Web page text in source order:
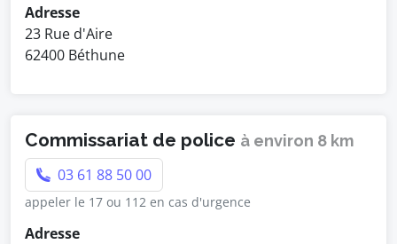
Adresse
23 Rue d'Aire
62400 Béthune
Commissariat de police à environ 8 km
03 61 88 50 00
appeler le 17 ou 112 en cas d'urgence
Adresse